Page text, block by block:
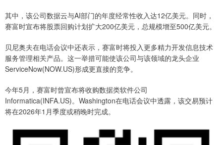
其中，该公司数据云与AI部门的年度经常性收入达12亿美元。同时，
赛富时宣布将股票回购计划扩大200亿美元，总规模增至500亿美元。
贝尼奥夫在电话会议中还表示，赛富时将投入更多精力开发信息技术
服务管理相关产品。这一举措可能使该公司与该领域的龙头企业
ServiceNow(NOW.US)形成更直接的竞争。
今年5月，赛富时曾宣布将收购数据类软件公司
Informatica(INFA.US)。Washington在电话会议中透露，该交易预计
将在2026年1月季度或稍晚时完成。